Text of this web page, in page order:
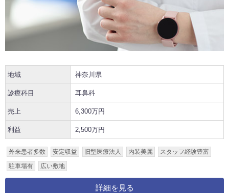
地域 神奈川県
診療科目 耳鼻科
売上 6,300万円
利益 2,500万円
外来患者多数 安定収益 旧型医療法人 内装美麗
スタッフ経験豊富
駐車場有
広い敷地
詳細を見る